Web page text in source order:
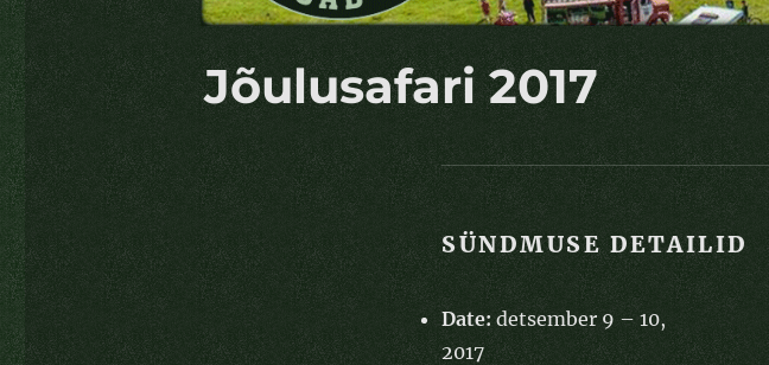
Jõulusafari 2017
SÜNDMUSE DETAILID
Date: detsember 9 – 10,
2017